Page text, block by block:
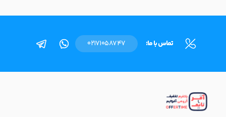
تماس با ما: 02171058747